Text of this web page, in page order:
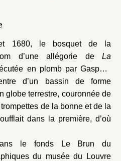
1680, le bosquet de la
d’une allégorie de La
en plomb par Gaspard
d’un bassin de forme
globe terrestre, couronnée de
de la bonne et de la
dans la première, d’où
le fonds Le Brun du
du musée du Louvre